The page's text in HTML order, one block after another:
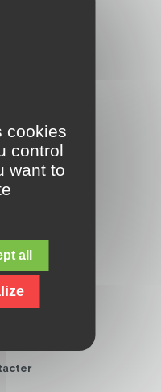
00
Fondation
cookies
control
want to
all